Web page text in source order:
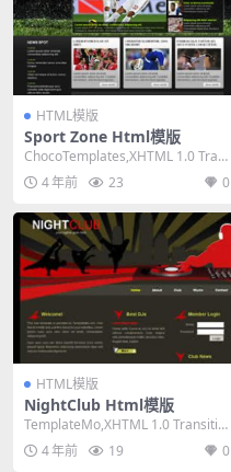
HTML模版
Sport Zone Html模版
ChocoTemplates,XHTML 1.0 Tran
sitional,Fi...
4 年前 23 0
HTML模版
NightClub Html模版
TemplateMo,XHTML 1.0 Transitio
nal,Fixed ...
4 年前 19 0